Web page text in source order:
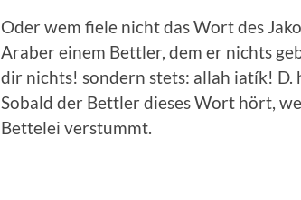
Oder wem fiele nicht das Wort des
Araber einem Bettler, dem er nichts
dir nichts! sondern stets: allah iatík! D.
Sobald der Bettler dieses Wort hört,
Bettelei verstummt.